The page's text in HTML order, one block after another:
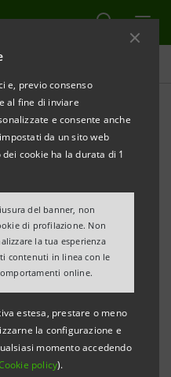
e, previo consenso
al fine di inviare
e consente anche
da un sito web
cookie ha la durata di 1
del banner, non
di profilazione. Non
la tua esperienza
contenuti in linea con le
online.
estesa, prestare o meno
la configurazione e
momento accedendo
policy).
8 MILIARDI DI
ALLE PMI AGRO-
PIANO D’IMPRESA
la banca
su “Filiera
sfide in un contesto
Studi e Ricerche della